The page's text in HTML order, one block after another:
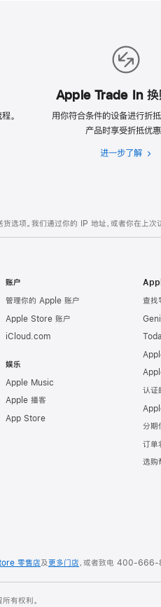
。
Apple Trade In 换
用你符合条件的设备进行折抵
产品时享受折抵优惠
进一步了解
计
划
选项。我们通过你的 IP 地址，或者你在上
账户
管理你的 Apple 账户
Apple Store 账户
iCloud.com
娱乐
Apple Music
Apple 播客
App Store
查找
认证
分期
订单
选购
零售店及更多门店，或者致电 400-666-
有权利。